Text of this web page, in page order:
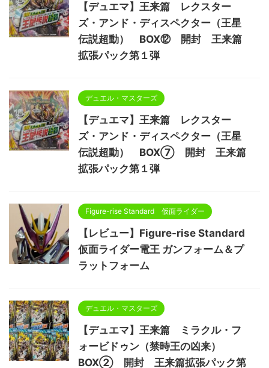
【デュエマ】王来篇 レクスター
ズ・アンド・ディスペクター（王星
伝説超動） BOX⑫ 開封 王来篇
拡張パック第１弾
デュエル・マスターズ
【デュエマ】王来篇 レクスター
ズ・アンド・ディスペクター（王星
伝説超動） BOX⑦ 開封 王来篇
拡張パック第１弾
Figure-rise Standard 仮面ライダー
【レビュー】Figure-rise Standard
仮面ライダー電王 ガンフォーム＆プ
ラットフォーム
デュエル・マスターズ
【デュエマ】王来篇 ミラクル・フ
ォービドゥン（禁時王の凶来）
BOX② 開封 王来篇拡張パック第